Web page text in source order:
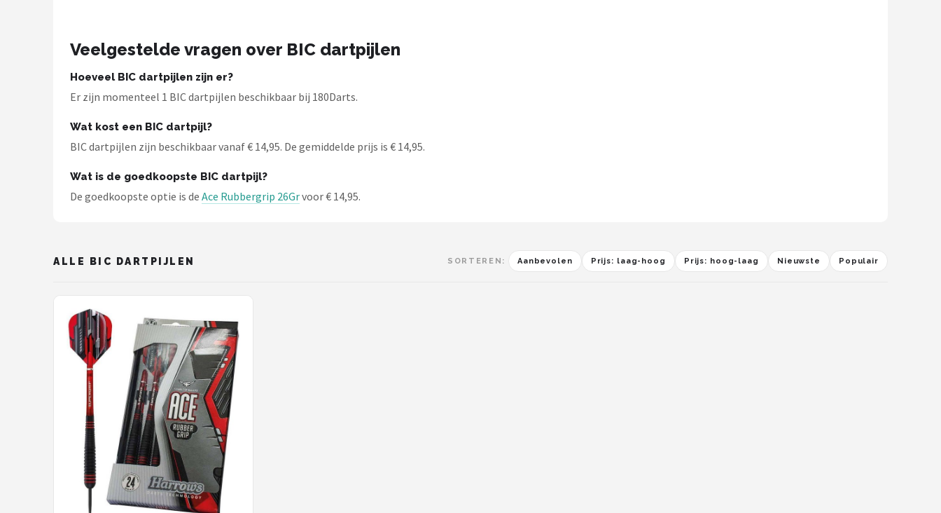
Winmau
ABC Darts
Harrows
Unicorn
Red Dragon
Alle merken →
Veelgestelde vragen over BIC dartpijlen
Hoeveel BIC dartpijlen zijn er?
Er zijn momenteel 1 BIC dartpijlen beschikbaar bij 180Darts.
Wat kost een BIC dartpijl?
BIC dartpijlen zijn beschikbaar vanaf € 14,95. De gemiddelde prijs is € 14,95.
Wat is de goedkoopste BIC dartpijl?
De goedkoopste optie is de Ace Rubbergrip 26Grvoor € 14,95.
ALLE BIC DARTPIJLEN SORTEREN: Aanbevolen Prijs: laag-hoog Prijs: hoog-laag Nieuwste Populair